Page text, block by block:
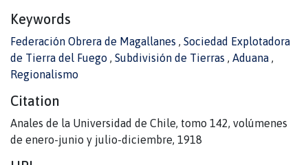
Keywords
Federación Obrera de Magallanes , Sociedad Explotadora
de Tierra del Fuego , Subdivisión de Tierras , Aduana ,
Regionalismo
Citation
Anales de la Universidad de Chile, tomo 142, volúmenes
de enero-junio y julio-diciembre, 1918